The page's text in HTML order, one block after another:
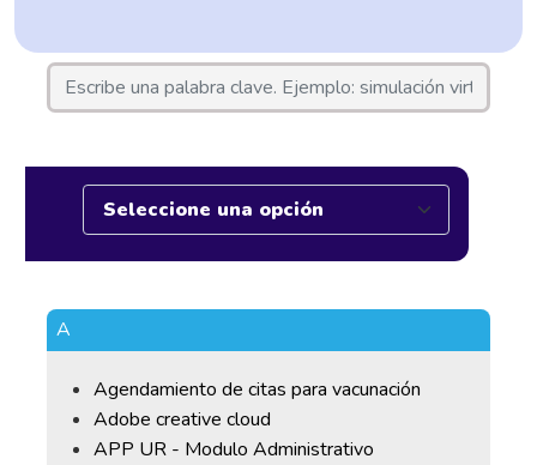
A
Agendamiento de citas para vacunación
Adobe creative cloud
APP UR - Modulo Administrativo